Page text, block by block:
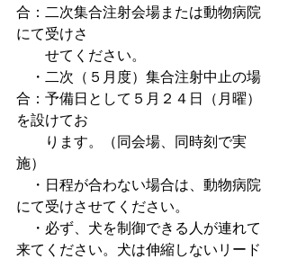
合：二次集合注射会場または動物病院
にて受けさ
せてください。
・二次（５月度）集合注射中止の場
合：予備日として５月２４日（月曜）
を設けてお
ります。（同会場、同時刻で実
施）
・日程が合わない場合は、動物病院
にて受けさせてください。
・必ず、犬を制御できる人が連れて
来てください。犬は伸縮しないリード